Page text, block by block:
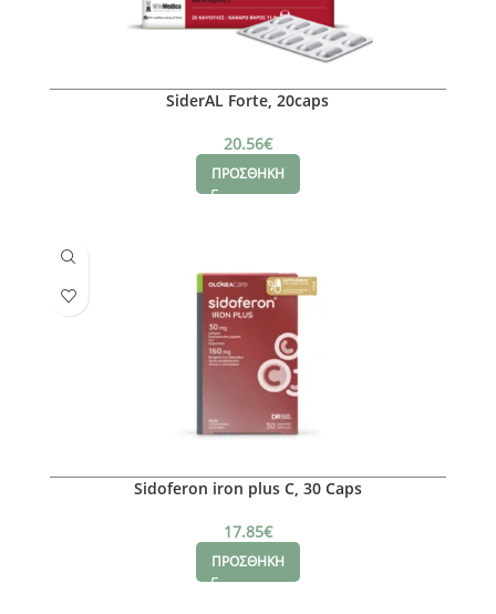
SiderAL Forte, 20caps
20.56€
ΠΡΟΣΘΗΚΗ
Sidoferon iron plus C, 30 Caps
17.85€
ΠΡΟΣΘΗΚΗ